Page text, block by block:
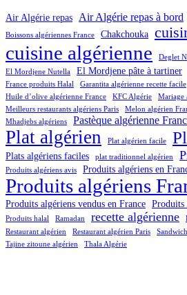
Air Algérie repas Air Algérie repas à bord
Boissons algériennes France Chakchouka
cuisine algérienne Deglet
El Mordjene Nutella
El Mordjene pâte à tartiner
France produits Halal
Garantita algérienne recette facile
Huile d’olive algérienne France KFC Algérie
Mariage
Meilleurs restaurants algériens Paris
Melon algérien
Mhadjebs algériens
Pastèque algérienne
Plat algérien Plat algérien facile
Plats algériens faciles plat traditionnel algérien
Produits algériens avis Produits algériens en
Produits algériens
Produits algériens vendus en France Produits
Produits halal Ramadan recette algérienne
Restaurant algérien
Restaurant algérien Paris
Tajine zitoune algérien Thala Algérie